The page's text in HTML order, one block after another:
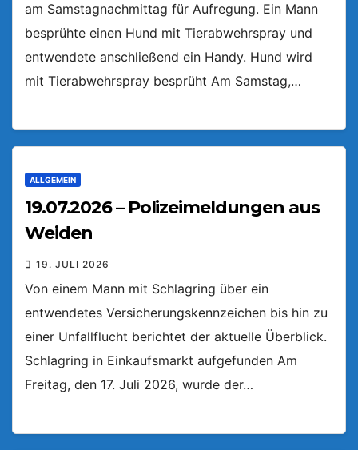
am Samstagnachmittag für Aufregung. Ein Mann
besprühte einen Hund mit Tierabwehrspray und
entwendete anschließend ein Handy. Hund wird
mit Tierabwehrspray besprüht Am Samstag,…
ALLGEMEIN
19.07.2026 – Polizeimeldungen aus
Weiden
19. JULI 2026
Von einem Mann mit Schlagring über ein
entwendetes Versicherungskennzeichen bis hin zu
einer Unfallflucht berichtet der aktuelle Überblick.
Schlagring in Einkaufsmarkt aufgefunden Am
Freitag, den 17. Juli 2026, wurde der…